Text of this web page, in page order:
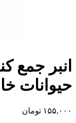
انبر جمع
حیوانات
۱۵۵,۰۰۰ تومان